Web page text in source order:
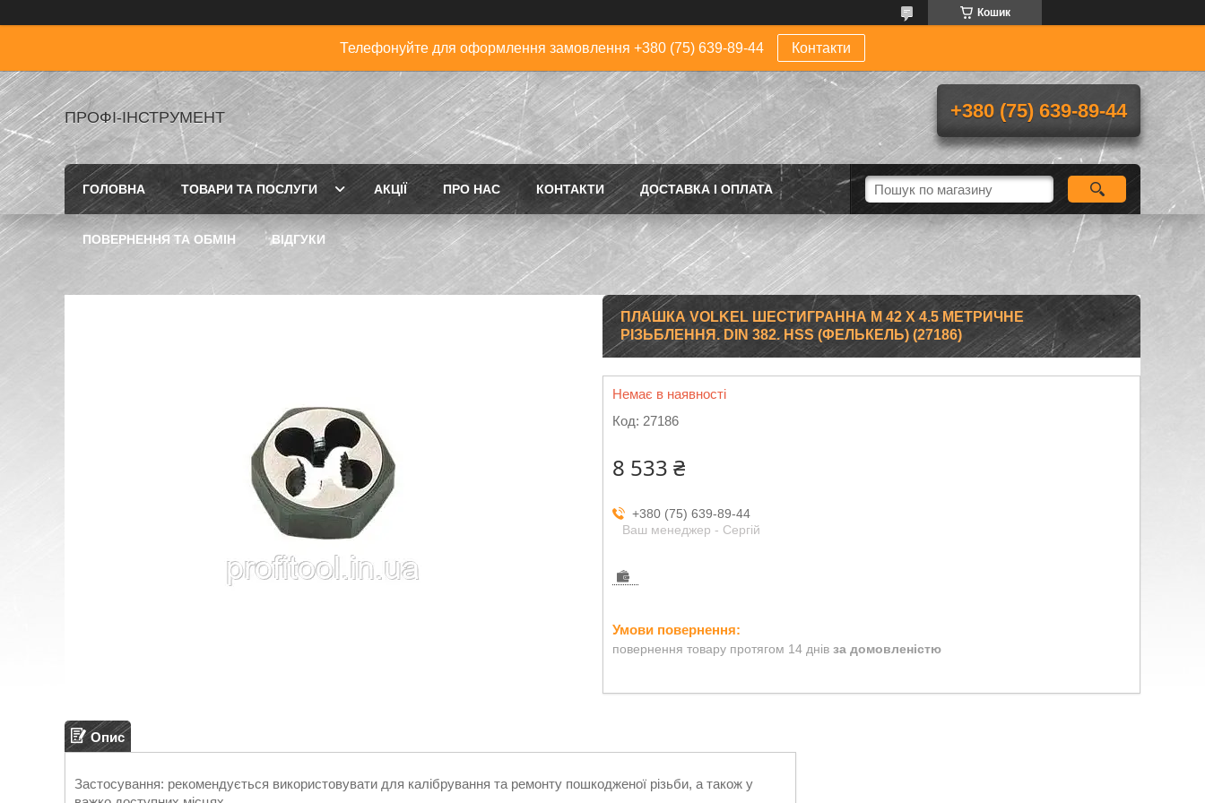
Кошик
Телефонуйте для оформлення замовлення +380 (75) 639-89-44 Контакти
ПРОФІ-ІНСТРУМЕНТ +380 (75) 639-89-44
ГОЛОВНА ТОВАРИ ТА ПОСЛУГИ АКЦІЇ ПРО НАС КОНТАКТИ ДОСТАВКА І ОПЛАТА
ПОВЕРНЕННЯ ТА ОБМІН ВІДГУКИ
ПЛАШКА VOLKEL ШЕСТИГРАННА M 42 X 4.5 МЕТРИЧНЕ
РІЗЬБЛЕННЯ. DIN 382. HSS (ФЕЛЬКЕЛЬ) (27186)
Немає в наявності
Код: 27186
8 533 ₴
+380 (75) 639-89-44
Ваш менеджер - Сергій
повернення товару протягом 14 днів за домовленістю
Опис
Застосування: рекомендується використовувати для калібрування та ремонту пошкодженої різьби, а також у